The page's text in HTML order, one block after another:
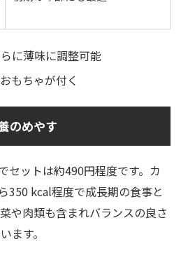
に薄味に調整可能
もちゃが付く
のめやす
セットは約490円程度です。カ
350 kcal程度で成長期の食事と
や肉類も含まれバランスの良さ
ます。